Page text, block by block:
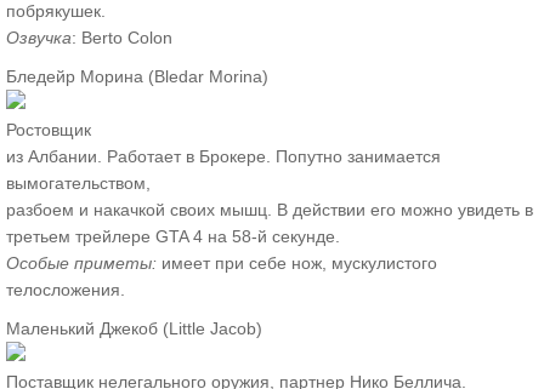
побрякушек.
Озвучка: Berto Colon
Бледейр Морина (Bledar Morina)
Ростовщик
из Албании. Работает в Брокере. Попутно занимается
вымогательством,
разбоем и накачкой своих мышц. В действии его можно увидеть в
третьем трейлере GTA 4 на 58-й секунде.
Особые приметы: имеет при себе нож, мускулистого
телосложения.
Маленький Джекоб (Little Jacob)
Поставщик нелегального оружия, партнер Нико Беллича.